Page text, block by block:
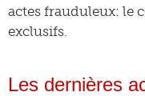
actes frauduleux: le
exclusifs.
Les dernières